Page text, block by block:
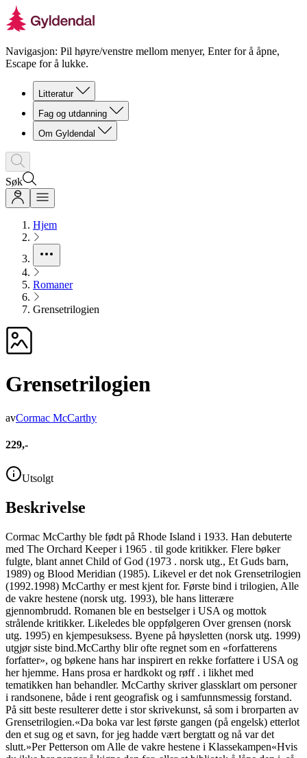
Navigasjon: Pil høyre/venstre mellom menyer, Enter for å åpne,
Escape for å lukke.
Litteratur
Fag og utdanning
Om Gyldendal
Søk
Hjem
Romaner
Grensetrilogien
Grensetrilogien
avCormac McCarthy
229,-
Utsolgt
Beskrivelse
Cormac McCarthy ble født på Rhode Island i 1933. Han debuterte
med The Orchard Keeper i 1965 . til gode kritikker. Flere bøker
fulgte, blant annet Child of God (1973 . norsk utg., Et Guds barn,
1989) og Blood Meridian (1985). Likevel er det nok Grensetrilogien
(1992.1998) McCarthy er mest kjent for. Første bind i trilogien, Alle
de vakre hestene (norsk utg. 1993), ble hans litterære
gjennombrudd. Romanen ble en bestselger i USA og mottok
strålende kritikker. Likeledes ble oppfølgeren Over grensen (norsk
utg. 1995) en kjempesuksess. Byene på høysletten (norsk utg. 1999)
utgjør siste bind.McCarthy blir ofte regnet som en «forfatterens
forfatter», og bøkene hans har inspirert en rekke forfattere i USA og
her hjemme. Hans prosa er hardkokt og røff . i likhet med
tematikken han behandler. McCarthy skriver glassklart om personer
i randsonene, både i rent geografisk og i samfunnsmessig forstand.
På sitt beste resulterer dette i stor skrivekunst, så som i brorparten av
Grensetrilogien.«Da boka var lest første gangen (på engelsk) etterlot
den et sug og et savn, for jeg hadde vært bergtatt og nå var det
slutt.»Per Petterson om Alle de vakre hestene i Klassekampen«Hvis